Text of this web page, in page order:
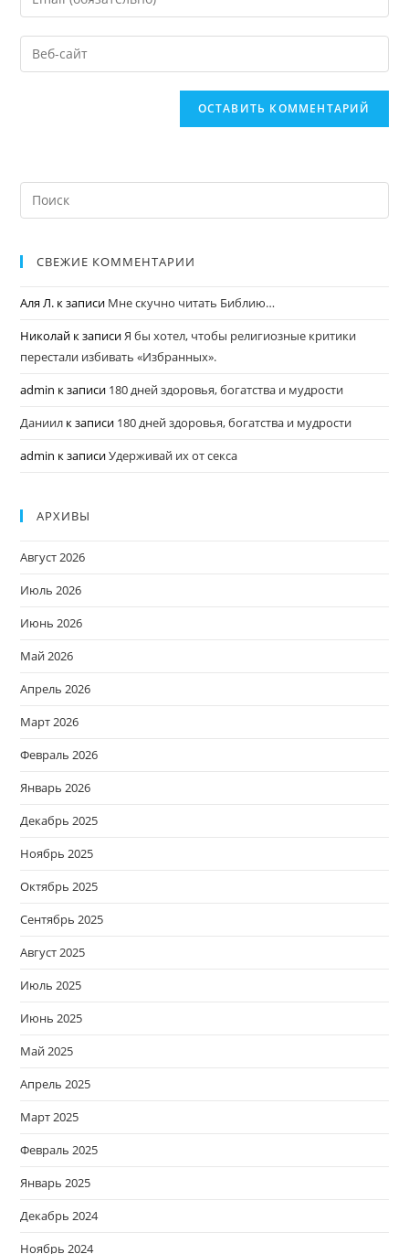
СВЕЖИЕ КОММЕНТАРИИ
Аля Л. к записи Мне скучно читать Библию…
Николай к записи Я бы хотел, чтобы религиозные критики
перестали избивать «Избранных».
admin к записи 180 дней здоровья, богатства и мудрости
Даниил к записи 180 дней здоровья, богатства и мудрости
admin к записиУдерживай их от секса
АРХИВЫ
Август 2026
Июль 2026
Июнь 2026
Май 2026
Апрель 2026
Март 2026
Февраль 2026
Январь 2026
Декабрь 2025
Ноябрь 2025
Октябрь 2025
Сентябрь 2025
Август 2025
Июль 2025
Июнь 2025
Май 2025
Апрель 2025
Март 2025
Февраль 2025
Январь 2025
Декабрь 2024
Ноябрь 2024